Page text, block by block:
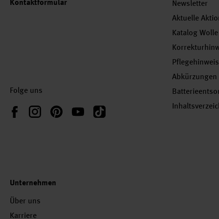
Kontaktformular
Folge uns
FacebookInstagramPinterestYouTubeTikTok
Newsletter
Aktuelle
Katalog
Abkürzungen
Unternehmen
Über uns
Karriere